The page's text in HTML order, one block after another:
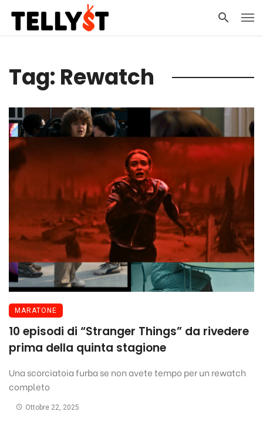
Tag: Rewatch
MARATONE
10 episodi di “Stranger Things” da rivedere
prima della quinta stagione
Una scorciatoia furba se non avete tempo per un rewatch
completo
Ottobre 22, 2025